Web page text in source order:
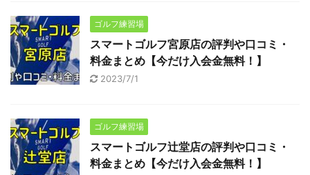
ゴルフ練習場
スマートゴルフ宮原店の評判や口コミ・
料金まとめ【今だけ入会金無料！】
2023/7/1
ゴルフ練習場
スマートゴルフ辻堂店の評判や口コミ・
料金まとめ【今だけ入会金無料！】